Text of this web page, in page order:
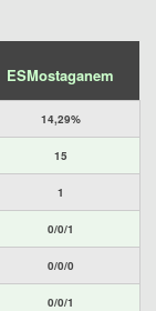
ESMostaganem
14,29%
15
1
0/0/1
0/0/0
0/0/1